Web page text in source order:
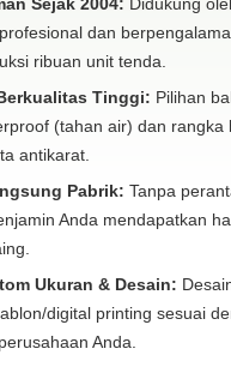
dan
ribuan unit tenda.
Tinggi: Pilihan
(tahan air) dan rangka
antikarat.
Pabrik: Tanpa
Anda mendapatkan
Ukuran & Desain:
digital printing sesuai
Anda.